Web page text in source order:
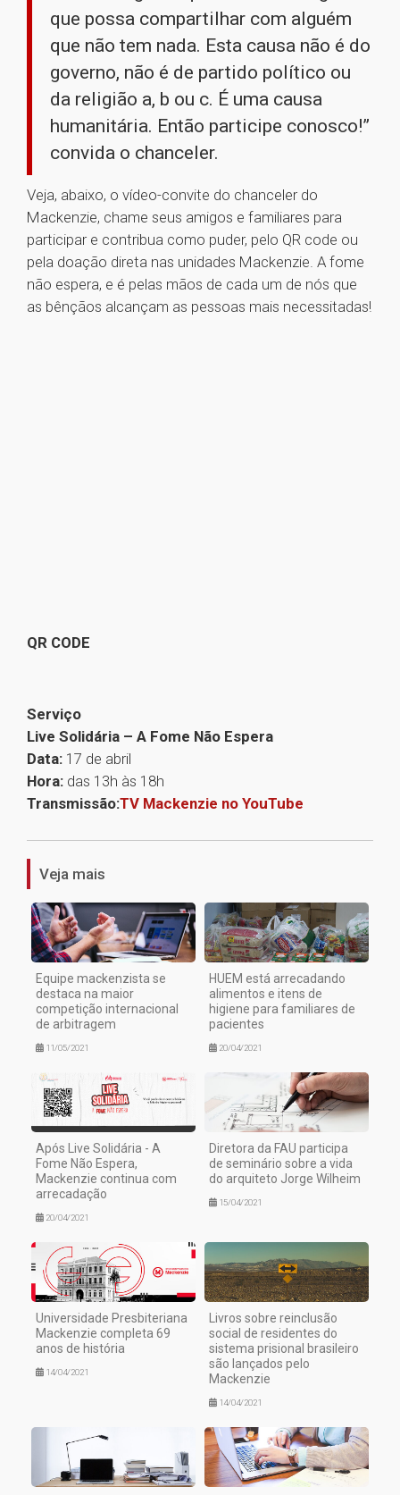
que possa compartilhar com alguém
que não tem nada. Esta causa não é do
governo, não é de partido político ou
da religião a, b ou c. É uma causa
humanitária. Então participe conosco!”
convida o chanceler.
Veja, abaixo, o vídeo-convite do chanceler do
Mackenzie, chame seus amigos e familiares para
participar e contribua como puder, pelo QR code ou
pela doação direta nas unidades Mackenzie. A fome
não espera, e é pelas mãos de cada um de nós que
as bênçãos alcançam as pessoas mais necessitadas!
QR CODE
Serviço
Live Solidária – A Fome Não Espera
Data: 17 de abril
Hora: das 13h às 18h
Transmissão:TV Mackenzie no YouTube
1
Veja mais
Equipe mackenzista se
destaca na maior
competição internacional
de arbitragem
11/05/2021
HUEM está arrecadando
alimentos e itens de
higiene para familiares de
pacientes
20/04/2021
Após Live Solidária - A
Fome Não Espera,
Mackenzie continua com
arrecadação
20/04/2021
Diretora da FAU participa
de seminário sobre a vida
do arquiteto Jorge Wilheim
15/04/2021
Universidade Presbiteriana
Mackenzie completa 69
anos de história
14/04/2021
Livros sobre reinclusão
social de residentes do
sistema prisional brasileiro
são lançados pelo
Mackenzie
14/04/2021